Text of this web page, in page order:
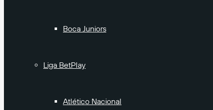
Boca Juniors
Liga BetPlay
Atlético Nacional